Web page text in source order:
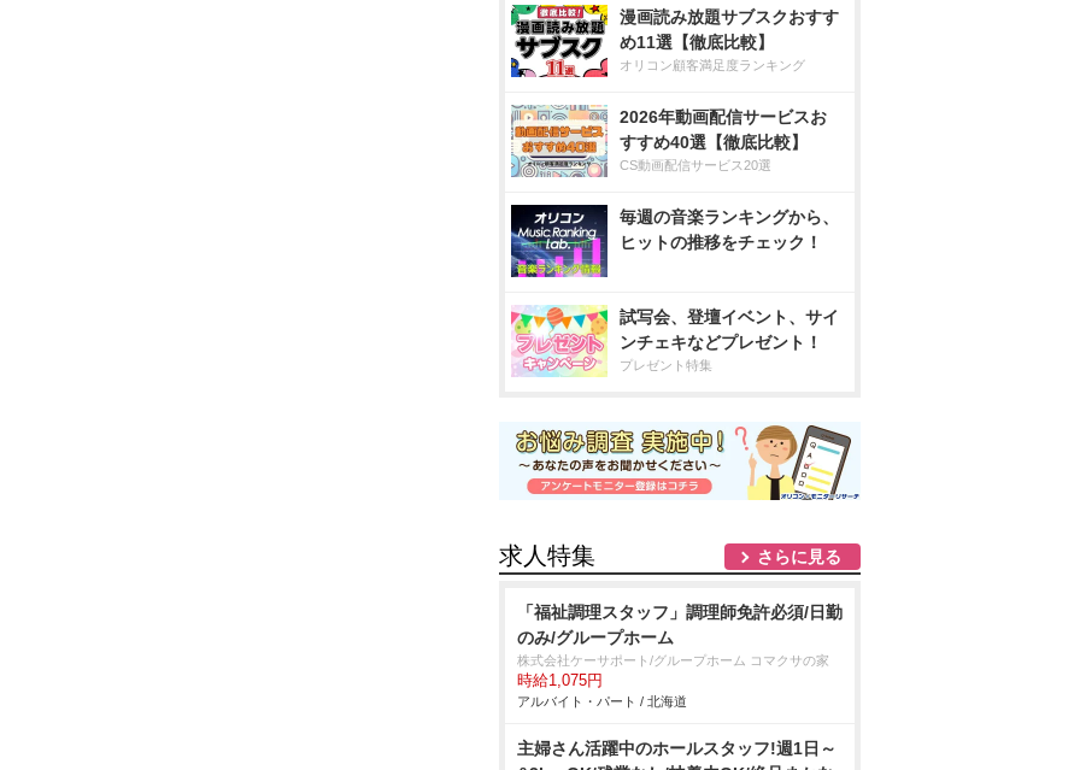
漫画読み放題サブスクおすす
め11選【徹底比較】
オリコン顧客満足度ランキング
2026年動画配信サービスお
すすめ40選【徹底比較】
CS動画配信サービス20選
毎週の音楽ランキングから、
ヒットの推移をチェック！
試写会、登壇イベント、サイ
ンチェキなどプレゼント！
プレゼント特集
求人特集 さらに見る
「福祉調理スタッフ」調理師免許必須/日勤
のみ/グループホーム
株式会社ケーサポート/グループホーム コマクサの家
時給1,075円
アルバイト・パート / 北海道
主婦さん活躍中のホールスタッフ!週1日～